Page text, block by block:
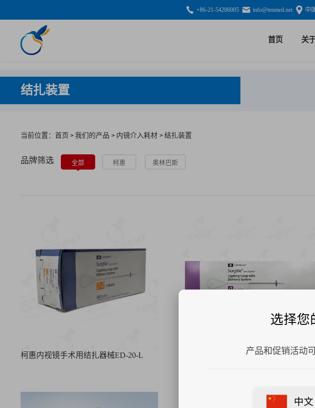
+86-21-54286005 info@tenmed.net 中
首页 关
结扎装置
当前位置：首页 > 我们的产品 > 内镜介入耗材 > 结扎装置
品牌筛选 全部 柯惠 奥林巴斯
柯惠内视镜手术用结扎器械ED-20-L 柯惠内视镜手术用结扎器械EL-21-L
选择您
产品和促销活动
中文